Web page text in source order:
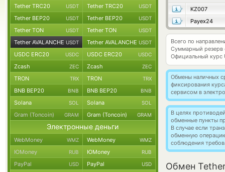
KZ007
Payex24
Всего по
Суммарный резерв
Официальный курс
Обмены наличных
фиксирования
сервисом в
В целях
обменные пункты
В случае если
обменную
соблюдения
Обмен
Tether TRC20 USDT Tether TRC20 USDT
Tether BEP20 USDT Tether BEP20 USDT
Tether TON USDT Tether TON USDT
Tether AVALANCHE USDT Tether AVALANCHE USDT
USDC ERC20 USDC USDC ERC20 USDC
Zcash ZEC Zcash ZEC
TRON TRX TRON TRX
BNB BEP20 BNB BNB BEP20 BNB
Solana SOL Solana SOL
Gram (Toncoin) GRAM Gram (Toncoin) GRAM
Электронные деньги
WebMoney WMZ WebMoney WMZ
ЮMoney RUB ЮMoney RUB
PayPal USD PayPal USD